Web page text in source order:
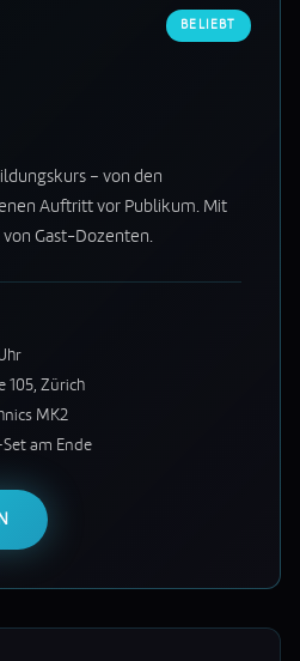
BELIEBT
– von den
Auftritt vor Publikum. Mit
Gast-Dozenten.
105, Zürich
MK2
am Ende